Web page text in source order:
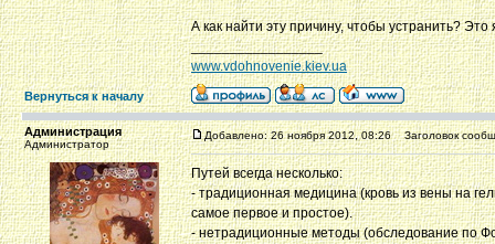
А как найти эту причину, чтобы устранить?
_________________
www.vdohnovenie.kiev.ua
Вернуться к началу
Администрация
Администратор
Добавлено: 26 ноября 2012, 08:26 Заголовок
Путей всегда несколько:
- традиционная медицина (кровь из вены на
самое первое и простое).
- нетрадиционные методы (обследование по